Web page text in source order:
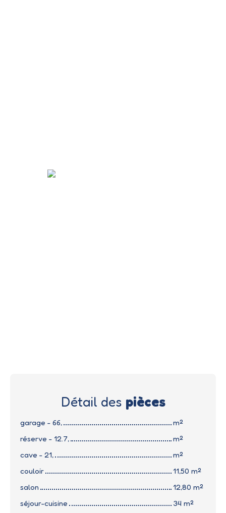
Détail des pièces
garage - 66,
m²
réserve - 12.7,
m²
cave - 21,
m²
couloir
11,50 m²
salon
12,80 m²
séjour-cuisine
34 m²